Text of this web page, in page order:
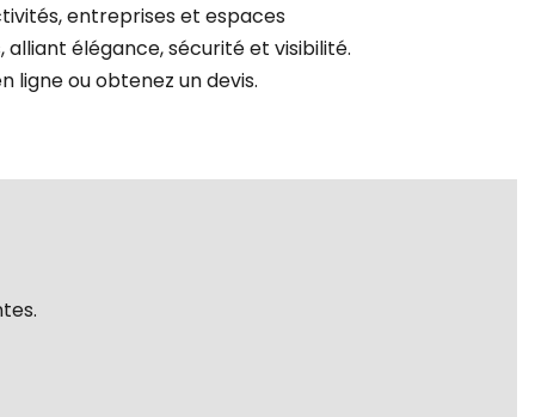
entreprises et espaces
alliant élégance, sécurité et visibilité.
ligne ou obtenez un devis.